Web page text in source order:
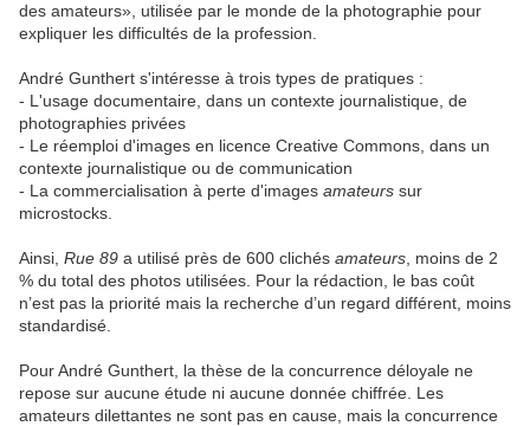
des amateurs», utilisée par le monde de la photographie pour
expliquer les difficultés de la profession.
André Gunthert s'intéresse à trois types de pratiques :
- L'usage documentaire, dans un contexte journalistique, de
photographies privées
- Le réemploi d'images en licence Creative Commons, dans un
contexte journalistique ou de communication
- La commercialisation à perte d'images amateurs sur
microstocks.
Ainsi, Rue 89 a utilisé près de 600 clichés amateurs , moins de 2
% du total des photos utilisées. Pour la rédaction, le bas coût
n’est pas la priorité mais la recherche d’un regard différent, moins
standardisé.
Pour André Gunthert, la thèse de la concurrence déloyale ne
repose sur aucune étude ni aucune donnée chiffrée. Les
amateurs dilettantes ne sont pas en cause, mais la concurrence